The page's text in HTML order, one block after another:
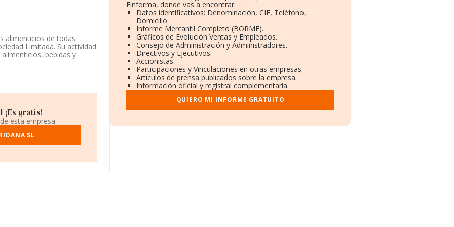
alimenticios de todas
Limitada. Su actividad
bebidas y
exteriores.
de la media de
ha caído 49 puestos a
del año anterior. Antes de
Servicios Profesionales
de las empresas que la
S.LyManantial Salado
incluye:Verdeaurora
gratis!
esta empresa.
SL
Einforma, donde vas a encontrar:
Datos identificativos: Denominación, CIF, Teléfono,
Domicilio.
Informe Mercantil Completo (BORME).
Gráficos de Evolución Ventas y Empleados.
Consejo de Administración y Administradores.
Directivos y Ejecutivos.
Accionistas.
Participaciones y Vinculaciones en otras empresas.
Artículos de prensa publicados sobre la empresa.
Información oficial y registral complementaria.
QUIERO MI INFORME GRATUITO